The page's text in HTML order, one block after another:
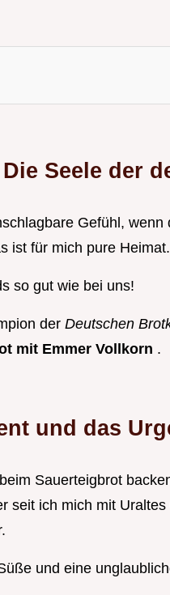
Seele der
Gefühl,
ist für mich pure Heimat.
so gut wie bei uns!
der Deutschen
mit Emmer Vollkorn .
und das
Sauerteigbrot
seit ich mich mit
und eine